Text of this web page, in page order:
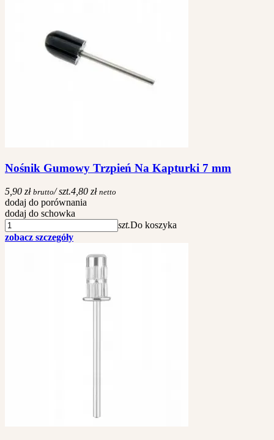
Nośnik Gumowy Trzpień Na Kapturki 7 mm
5,90 zł brutto/ szt.4,80 zł netto
dodaj do porównania
dodaj do schowka
szt.Do koszyka
zobacz szczegóły